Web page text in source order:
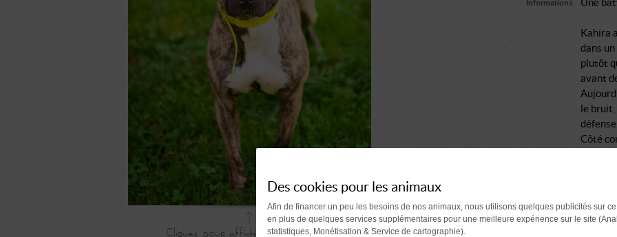
Informations Une
Kahira
dans
plutôt
avant
le bruit,
défense.
Côté
Un
En
Des cookies pour les animaux
Afin de financer un peu les besoins de nos animaux, nous utilisons quelques publicités sur
en plus de quelques services supplémentaires pour une meilleure expérience sur le site
statistiques, Monétisation & Service de cartographie).